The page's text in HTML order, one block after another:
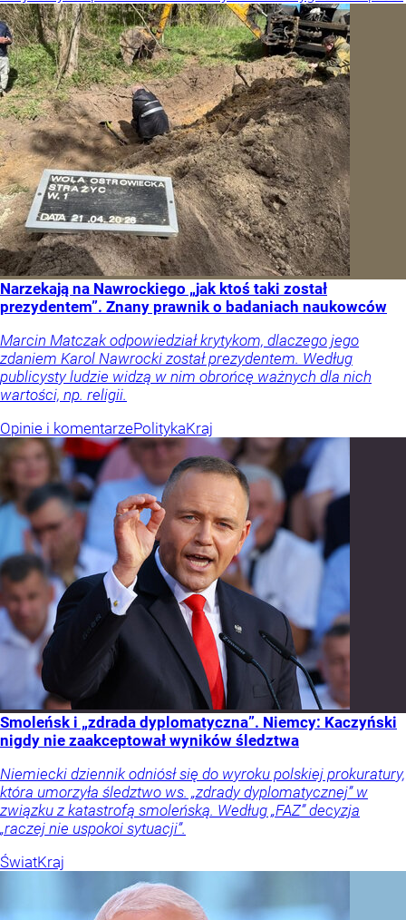
Narzekają na Nawrockiego „jak ktoś taki został
prezydentem”. Znany prawnik o badaniach naukowców
Marcin Matczak odpowiedział krytykom, dlaczego jego
zdaniem Karol Nawrocki został prezydentem. Według
publicysty ludzie widzą w nim obrońcę ważnych dla nich
wartości, np. religii.
Opinie i komentarzePolitykaKraj
Smoleńsk i „zdrada dyplomatyczna”. Niemcy: Kaczyński
nigdy nie zaakceptował wyników śledztwa
Niemiecki dziennik odniósł się do wyroku polskiej prokuratury,
która umorzyła śledztwo ws. „zdrady dyplomatycznej” w
związku z katastrofą smoleńską. Według „FAZ” decyzja
„raczej nie uspokoi sytuacji”.
ŚwiatKraj